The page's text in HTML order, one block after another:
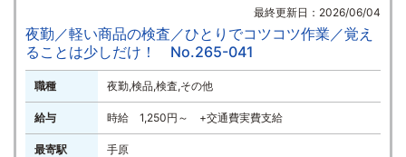
最終更新日：2026/06/04
夜勤／軽い商品の検査／ひとりでコツコツ作業／覚え
ることは少しだけ！ No.265-041
職種 夜勤,検品,検査,その他
給与 時給 1,250円～ +交通費実費支給
最寄駅 手原